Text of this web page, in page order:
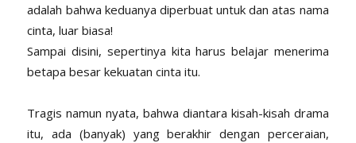
adalah bahwa keduanya diperbuat untuk dan atas nama
cinta, luar biasa!
Sampai disini, sepertinya kita harus belajar menerima
betapa besar kekuatan cinta itu.
Tragis namun nyata, bahwa diantara kisah-kisah drama
itu, ada (banyak) yang berakhir dengan perceraian,